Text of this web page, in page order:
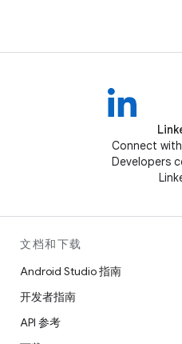
Connect
Developers
文档和下载
Android Studio 指南
开发者指南
API 参考